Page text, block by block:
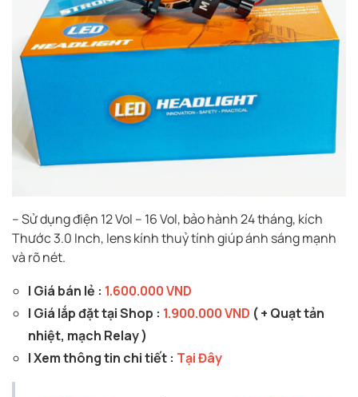
– Sử dụng điện 12 Vol – 16 Vol, bảo hành 24 tháng, kích
Thước 3.0 Inch, lens kính thuỷ tính giúp ánh sáng mạnh
và rõ nét.
| Giá bán lẻ : 1.600.000 VND
| Giá lắp đặt tại Shop : 1.900.000 VND ( + Quạt tản
nhiệt, mạch Relay )
| Xem thông tin chi tiết : Tại Đây